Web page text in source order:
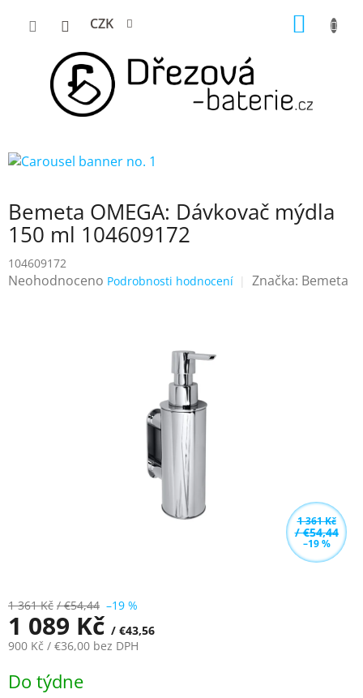
CZK
Bemeta OMEGA: Dávkovač mýdla
150 ml 104609172
104609172
Průměrné
Neohodnoceno Podrobnosti hodnocení Značka: Bemeta
1 361 Kč
/ €54,44
–19 %
1 361 Kč / €54,44 –19 %
1 089 Kč / €43,56
900 Kč / €36,00 bez DPH
cena:
Do týdne